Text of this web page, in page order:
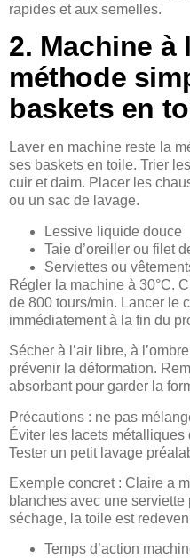
rapides et aux semelles.
2. Machine à
méthode
baskets en
Laver en machine reste la
ses baskets en toile. Trier
cuir et daim. Placer les
ou un sac de lavage.
Lessive liquide douce
Taie d’oreiller ou filet
Serviettes ou
Régler la machine à 30°C.
de 800 tours/min. Lancer le
immédiatement à la fin du
Sécher à l’air libre, à
prévenir la déformation.
absorbant pour garder la
Précautions : ne pas
Éviter les lacets
Tester un petit lavage
Exemple concret : Claire a
blanches avec une
séchage, la toile est
Temps d’action